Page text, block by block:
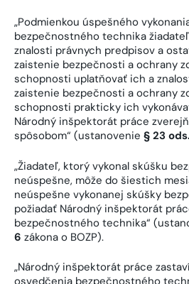
„Podmienkou úspešného
bezpečnostného technika
znalosti právnych predpisov a
zaistenie bezpečnosti a ochrany
schopnosti uplatňovať ich a
zaistenie bezpečnosti a ochrany
schopnosti prakticky ich
Národný inšpektorát práce
spôsobom“ (ustanovenie § 23
„Žiadateľ, ktorý vykonal skúšku
neúspešne, môže do šiestich
neúspešne vykonanej skúšky
požiadať Národný inšpektorát
bezpečnostného technika“
6 zákona o BOZP).
„Národný inšpektorát práce